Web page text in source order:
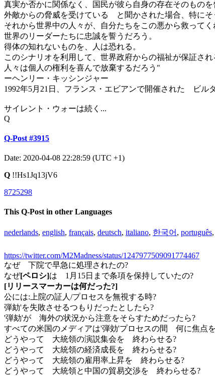
真実か否かに関係なく、国民が彼ら自身の存在そのものを
外敵からの脅威を受けている と聞かされた場合、特にそ
それから世界中の人々が、自分たちをこの悪から救ってく
世界のリーダーたちに忠誠を誓うだろう。
得体の知れないものを、人は恐れる。
このシナリオを利用して、世界政府からの福祉が保証され
人々は個人の権利を喜んで放棄するだろう"
ーヘンリー・キッシンジャー
1992年5月21日、フランス・エビアンで開催された ビル
サイレント・ウォーは続く...
Q
Q-Post #3915
Date: 2020-04-08 22:28:59 (UTC +1)
Q !!Hs1Jq13jV6
8725298
This Q-Post in other Languages
nederlands, english, français, deutsch, italiano, 한국어 , português,
https://twitter.com/M2Madness/status/1247977509091774467
なぜ 下院で早急に処理されたの?
なぜ[ペロシ]は 1月15日まで条項を保持していたの?
[リリースマーカーは何だった?]
公には:上院の証人/プロセスを無視する時?
弾劾'を失敗させるつもりだったとしたら?
'弾劾'が 海外の状況から注意をそらすためだったら?
すべての米国のメディアは'弾効'プロセスの間 何に焦点
どうやって 大統領の演説集会を 終わらせる?
どうやって 大統領の経済成長を 終わらせる?
どうやって 大統領の雇用率上昇を 終わらせる?
どうやって 大統領と中国の貿易交渉を 終わらせる?